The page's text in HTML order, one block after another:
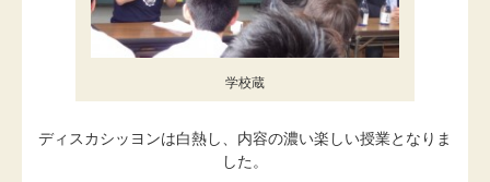
学校蔵
ディスカシッヨンは白熱し、内容の濃い楽しい授業となりま
した。